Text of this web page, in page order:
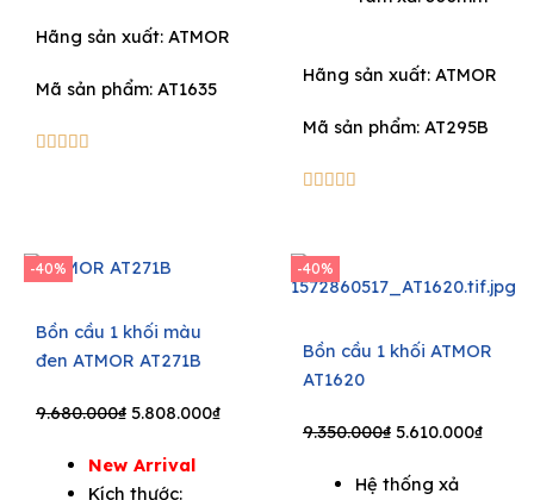
Hãng sản xuất: ATMOR
Mã sản phẩm: AT1635
    
Hãng sản xuất: ATMOR
Mã sản phẩm: AT295B
    
-40%
Bồn cầu 1 khối màu
đen ATMOR AT271B
9.680.000₫ Original
was:
5.808.000₫Current
New Arrival
Kích thước:
-40%
Bồn cầu 1 khối ATMOR
AT1620
9.350.000₫ Original
was:
5.610.000₫
Hệ thống xả